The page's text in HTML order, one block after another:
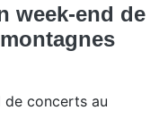
week-end de
de concerts au